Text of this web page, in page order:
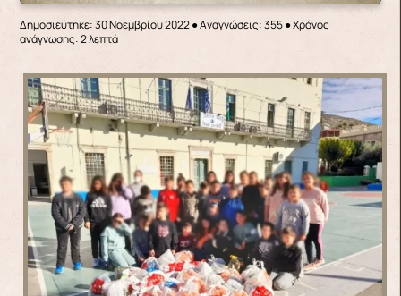
Δημοσιεύτηκε: 30 Νοεμβρίου 2022●Αναγνώσεις: 355● Χρόνος
ανάγνωσης: 2 λεπτά